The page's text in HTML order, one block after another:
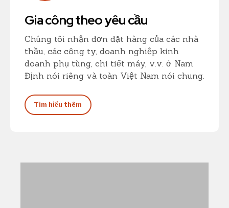
Gia công theo yêu cầu
Chúng tôi nhận đơn đặt hàng của các nhà
thầu, các công ty, doanh nghiệp kinh
doanh phụ tùng, chi tiết máy, v.v. ở Nam
Định nói riêng và toàn Việt Nam nói chung.
Tìm hiểu thêm